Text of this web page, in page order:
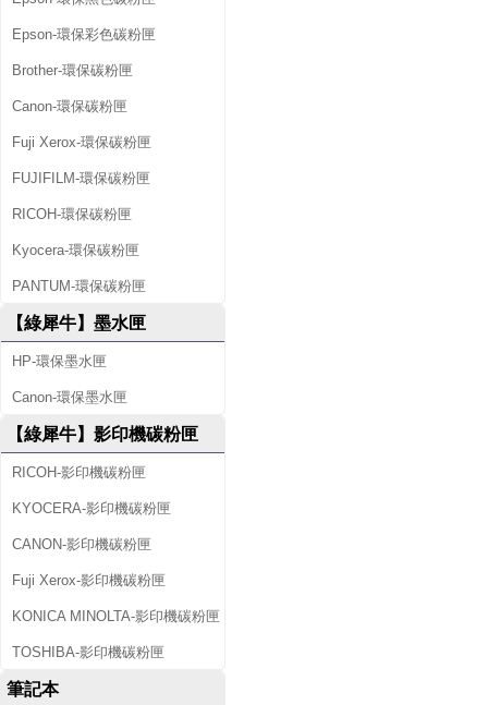
Epson-環保彩色碳粉匣
Brother-環保碳粉匣
Canon-環保碳粉匣
Fuji Xerox-環保碳粉匣
FUJIFILM-環保碳粉匣
RICOH-環保碳粉匣
Kyocera-環保碳粉匣
PANTUM-環保碳粉匣
【綠犀牛】墨水匣
HP-環保墨水匣
Canon-環保墨水匣
【綠犀牛】影印機碳粉匣
RICOH-影印機碳粉匣
KYOCERA-影印機碳粉匣
CANON-影印機碳粉匣
Fuji Xerox-影印機碳粉匣
KONICA MINOLTA-影印機碳粉匣
TOSHIBA-影印機碳粉匣
筆記本